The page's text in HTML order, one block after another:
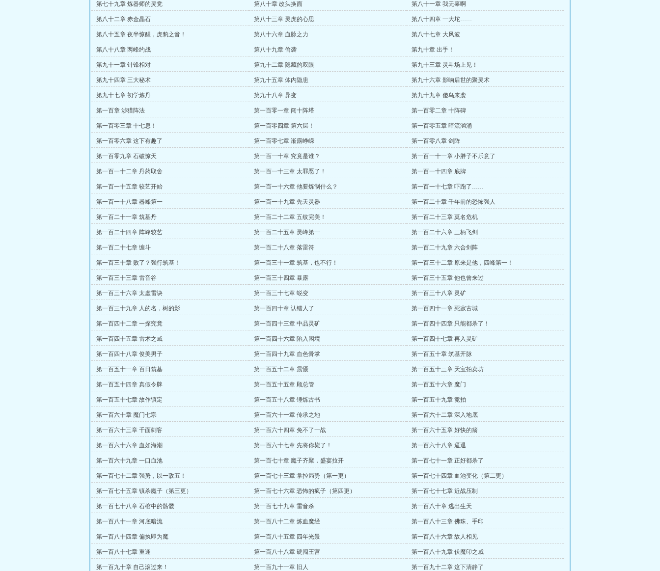
第七十九章 炼器师的灵觉 第八十章 改头换面 第八十一章 我无辜啊
第八十二章 赤金晶石 第八十三章 灵虎的心思 第八十四章 一大坨……
第八十五章 夜半惊醒，虎豹之音！ 第八十六章 血脉之力 第八十七章 大风波
第八十八章 两峰约战 第八十九章 偷袭 第九十章 出手！
第九十一章 针锋相对 第九十二章 隐藏的双眼 第九十三章 灵斗场上见！
第九十四章 三大秘术 第九十五章 体内隐患 第九十六章 影响后世的聚灵术
第九十七章 初学炼丹 第九十八章 异变 第九十九章 傻鸟来袭
第一百章 涉猎阵法 第一百零一章 闯十阵塔 第一百零二章 十阵碑
第一百零三章 十七息！ 第一百零四章 第六层！ 第一百零五章 暗流汹涌
第一百零六章 这下有趣了 第一百零七章 渐露峥嵘 第一百零八章 剑阵
第一百零九章 石破惊天 第一百一十章 究竟是谁？ 第一百一十一章 小胖子不乐意了
第一百一十二章 丹药取舍 第一百一十三章 太罪恶了！ 第一百一十四章 底牌
第一百一十五章 较艺开始 第一百一十六章 他要炼制什么？ 第一百一十七章 吓跑了……
第一百一十八章 器峰第一 第一百一十九章 先天灵器 第一百二十章 千年前的恐怖强人
第一百二十一章 筑基丹 第一百二十二章 五纹完美！ 第一百二十三章 莫名危机
第一百二十四章 阵峰较艺 第一百二十五章 灵峰第一 第一百二十六章 三柄飞剑
第一百二十七章 缠斗 第一百二十八章 落雷符 第一百二十九章 六合剑阵
第一百三十章 败了？强行筑基！ 第一百三十一章 筑基，也不行！ 第一百三十二章 原来是他，四峰第一！
第一百三十三章 雷音谷 第一百三十四章 暴露 第一百三十五章 他也曾来过
第一百三十六章 太虚雷诀 第一百三十七章 蜕变 第一百三十八章 灵矿
第一百三十九章 人的名，树的影 第一百四十章 认错人了 第一百四十一章 死寂古城
第一百四十二章 一探究竟 第一百四十三章 中品灵矿 第一百四十四章 只能都杀了！
第一百四十五章 雷术之威 第一百四十六章 陷入困境 第一百四十七章 再入灵矿
第一百四十八章 俊美男子 第一百四十九章 血色骨掌 第一百五十章 筑基开脉
第一百五十一章 百日筑基 第一百五十二章 震慑 第一百五十三章 天宝拍卖坊
第一百五十四章 真假令牌 第一百五十五章 顾总管 第一百五十六章 魔门
第一百五十七章 故作镇定 第一百五十八章 锤炼古书 第一百五十九章 竞拍
第一百六十章 魔门七宗 第一百六十一章 传承之地 第一百六十二章 深入地底
第一百六十三章 千面刺客 第一百六十四章 免不了一战 第一百六十五章 好快的箭
第一百六十六章 血如海潮 第一百六十七章 先将你毙了！ 第一百六十八章 逼退
第一百六十九章 一口血池 第一百七十章 魔子齐聚，盛宴拉开 第一百七十一章 正好都杀了
第一百七十二章 强势，以一敌五！ 第一百七十三章 掌控局势（第一更） 第一百七十四章 血池变化（第二更）
第一百七十五章 镇杀魔子（第三更） 第一百七十六章 恐怖的疯子（第四更） 第一百七十七章 近战压制
第一百七十八章 石棺中的骷髅 第一百七十九章 雷音杀 第一百八十章 逃出生天
第一百八十一章 河底暗流 第一百八十二章 炼血魔经 第一百八十三章 佛珠、手印
第一百八十四章 偏执即为魔 第一百八十五章 四年光景 第一百八十六章 故人相见
第一百八十七章 重逢 第一百八十八章 硬闯王宫 第一百八十九章 伏魔印之威
第一百九十章 自己滚过来！ 第一百九十一章 旧人 第一百九十二章 这下清静了